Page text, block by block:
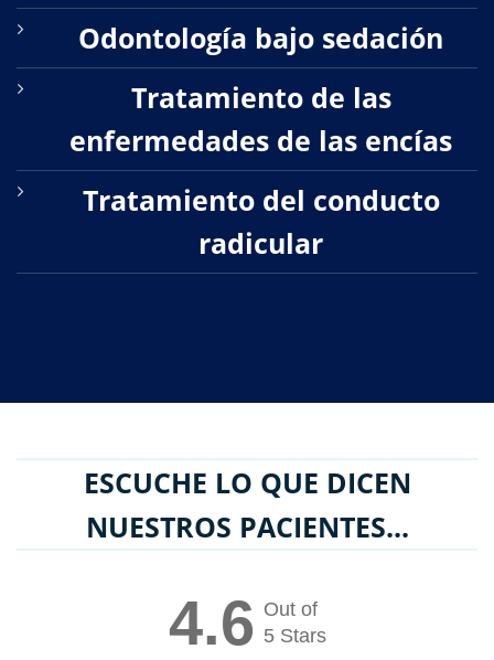
Odontología bajo sedación
Tratamiento de las
enfermedades de las encías
Tratamiento del conducto
radicular
ESCUCHE LO QUE DICEN
NUESTROS PACIENTES...
4.6 Out of
5 Stars